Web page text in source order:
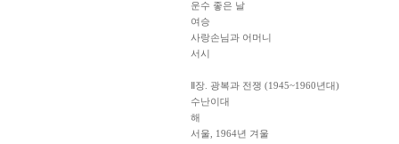
운수 좋은 날
여승
사랑손님과 어머니
서시
Ⅱ장. 광복과 전쟁 (1945~1960년대)
수난이대
해
서울, 1964년 겨울